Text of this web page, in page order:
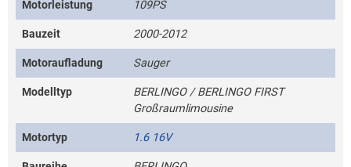
Motorleistung 109PS
Bauzeit 2000-2012
Motoraufladung Sauger
Modelltyp
BERLINGO / BERLINGO FIRST
Großraumlimousine
Motortyp 1.6 16V